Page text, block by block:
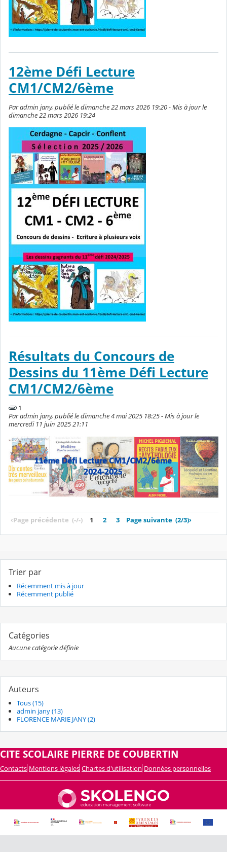
12ème Défi Lecture
CM1/CM2/6ème
Par admin jany, publié le dimanche 22 mars 2026 19:20 - Mis à jour le
dimanche 22 mars 2026 19:24
Résultats du Concours de
Dessins du 11ème Défi Lecture
CM1/CM2/6ème
1
Par admin jany, publié le dimanche 4 mai 2025 18:25 - Mis à jour le
mercredi 11 juin 2025 21:11
‹Page précédente (-/-) 1 2 3 Page suivante (2/3)›
Trier par
Récemment mis à jour
Récemment publié
Catégories
Aucune catégorie définie
Auteurs
Tous (15)
admin jany (13)
FLORENCE MARIE JANY (2)
CITE SCOLAIRE PIERRE DE COUBERTIN
Contacts Mentions légales Chartes d'utilisation Données personnelles